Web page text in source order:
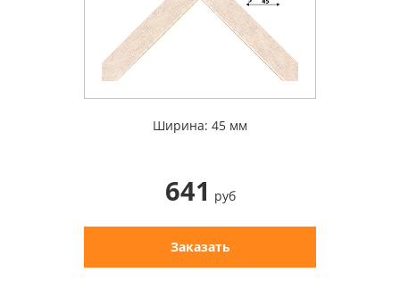
Ширина: 45 мм
641 руб
Заказать